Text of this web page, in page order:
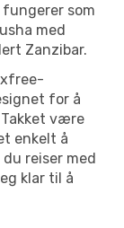
fungerer som
med
Zanzibar.
for å
være
enkelt å
reiser med
klar til å